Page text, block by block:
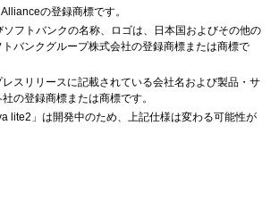
の登録商標です。
フトバンクの名称、ロゴは、日本国およびその他の
トバンクグループ株式会社の登録商標または商標で
スリリースに記載されている会社名および製品・サ
の登録商標または商標です。
lite2」は開発中のため、上記仕様は変わる可能性が